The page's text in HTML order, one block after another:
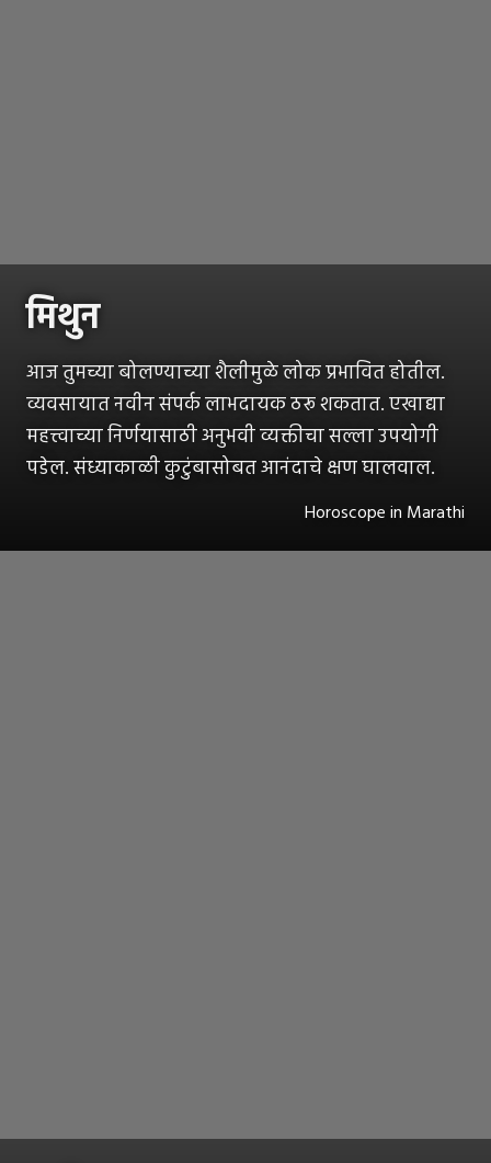
मिथुन
आज तुमच्या बोलण्याच्या शैलीमुळे लोक प्रभावित होतील.
व्यवसायात नवीन संपर्क लाभदायक ठरू शकतात. एखाद्या
महत्त्वाच्या निर्णयासाठी अनुभवी व्यक्तीचा सल्ला उपयोगी
पडेल. संध्याकाळी कुटुंबासोबत आनंदाचे क्षण घालवाल.
Horoscope in Marathi